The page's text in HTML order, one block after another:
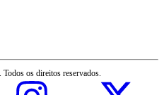
. Todos os direitos reservados.